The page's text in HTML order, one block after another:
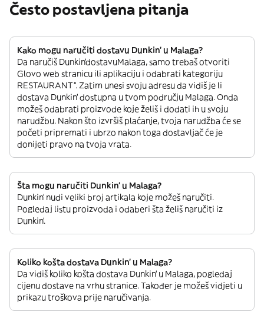
Često postavljena pitanja
Kako mogu naručiti dostavu Dunkin' u Malaga?
Da naručiš Dunkin'dostavuMalaga, samo trebaš otvoriti
Glovo web stranicu ili aplikaciju i odabrati kategoriju
RESTAURANT”. Zatim unesi svoju adresu da vidiš je li
dostava Dunkin' dostupna u tvom području Malaga. Onda
možeš odabrati proizvode koje želiš i dodati ih u svoju
narudžbu. Nakon što izvršiš plaćanje, tvoja narudžba će se
početi pripremati i ubrzo nakon toga dostavljač će je
donijeti pravo na tvoja vrata.
Šta mogu naručiti Dunkin' u Malaga?
Dunkin' nudi veliki broj artikala koje možeš naručiti.
Pogledaj listu proizvoda i odaberi šta želiš naručiti iz
Dunkin'.
Koliko košta dostava Dunkin' u Malaga?
Da vidiš koliko košta dostava Dunkin' u Malaga, pogledaj
cijenu dostave na vrhu stranice. Također je možeš vidjeti u
prikazu troškova prije naručivanja.